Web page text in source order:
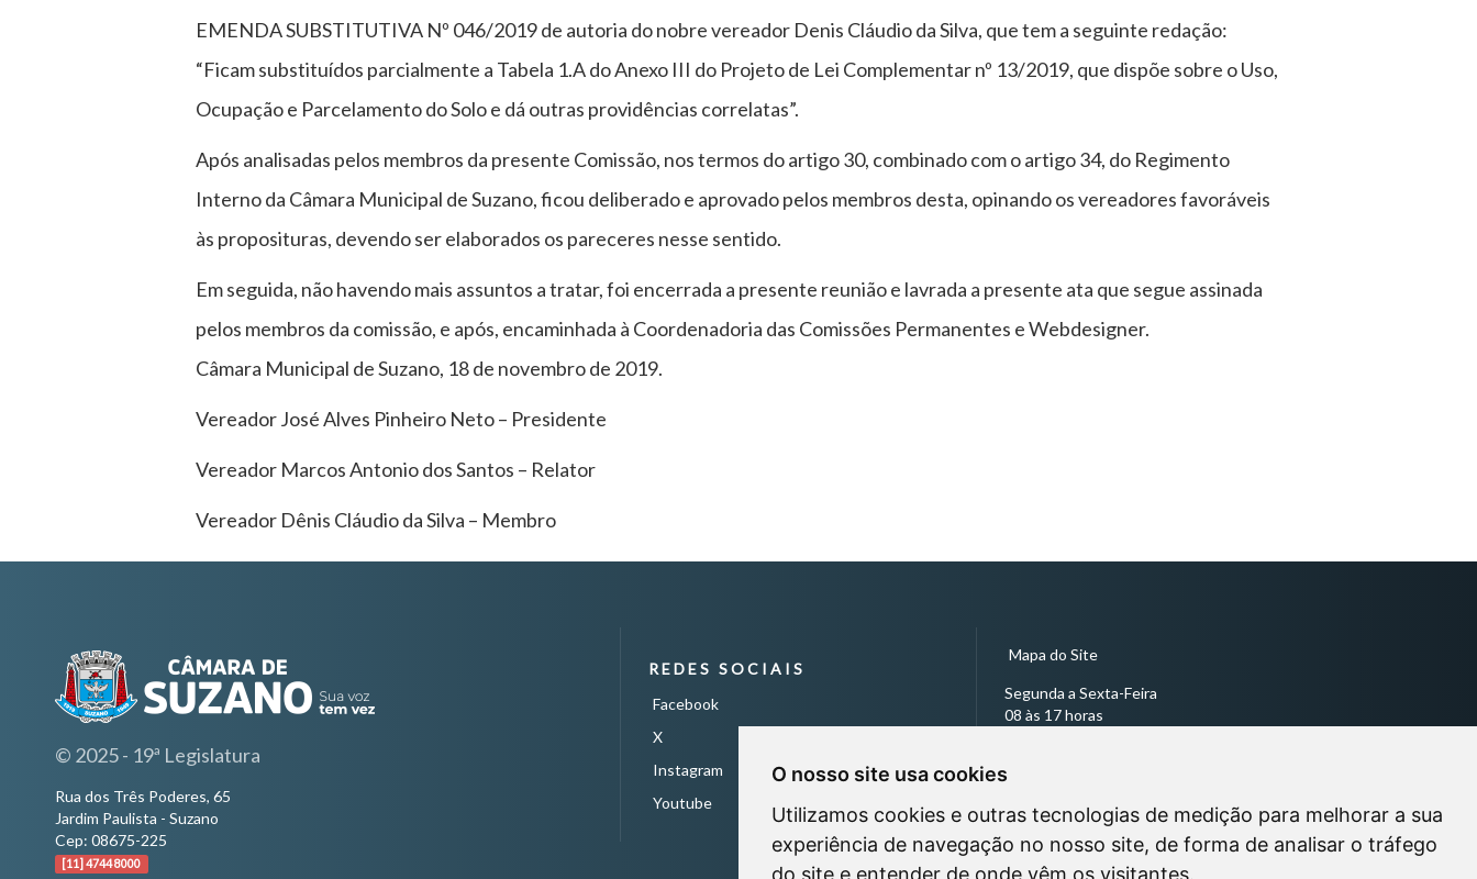
O nosso site usa cookies
Utilizamos cookies e outras tecnologias de medição para melhorar a sua
experiência de navegação no nosso site, de forma de analisar o tráfego
do site e entender de onde vêm os visitantes.
EMENDA SUBSTITUTIVA Nº 046/2019 de autoria do nobre vereador Denis Cláudio da Silva, que tem a seguinte redação:
“Ficam substituídos parcialmente a Tabela 1.A do Anexo III do Projeto de Lei Complementar nº 13/2019, que dispõe sobre o Uso,
Ocupação e Parcelamento do Solo e dá outras providências correlatas”.
Após analisadas pelos membros da presente Comissão, nos termos do artigo 30, combinado com o artigo 34, do Regimento
Interno da Câmara Municipal de Suzano, ficou deliberado e aprovado pelos membros desta, opinando os vereadores favoráveis
às proposituras, devendo ser elaborados os pareceres nesse sentido.
Em seguida, não havendo mais assuntos a tratar, foi encerrada a presente reunião e lavrada a presente ata que segue assinada
pelos membros da comissão, e após, encaminhada à Coordenadoria das Comissões Permanentes e Webdesigner.
Câmara Municipal de Suzano, 18 de novembro de 2019.
Vereador José Alves Pinheiro Neto – Presidente
Vereador Marcos Antonio dos Santos – Relator
Vereador Dênis Cláudio da Silva – Membro
© 2025 - 19ª Legislatura
Rua dos Três Poderes, 65
Jardim Paulista - Suzano
Cep: 08675-225
[11] 4744 8000
REDES SOCIAIS
Facebook
X
Instagram
Youtube
Mapa do Site
Segunda a Sexta-Feira
08 às 17 horas